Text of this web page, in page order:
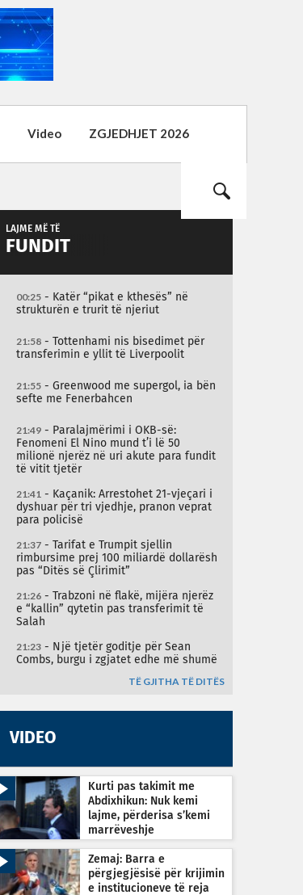
Video ZGJEDHJET 2026
LAJME MË TË
FUNDIT
00:25 - Katër “pikat e kthesës” në
strukturën e trurit të njeriut
21:58 - Tottenhami nis bisedimet për
transferimin e yllit të Liverpoolit
21:55 - Greenwood me supergol, ia bën
sefte me Fenerbahcen
21:49 - Paralajmërimi i OKB-së:
Fenomeni El Nino mund t’i lë 50
milionë njerëz në uri akute para fundit
të vitit tjetër
21:41 - Kaçanik: Arrestohet 21-vjeçari i
dyshuar për tri vjedhje, pranon veprat
para policisë
21:37 - Tarifat e Trumpit sjellin
rimbursime prej 100 miliardë dollarësh
pas “Ditës së Çlirimit”
21:26 - Trabzoni në flakë, mijëra njerëz
e “kallin” qytetin pas transferimit të
Salah
21:23 - Një tjetër goditje për Sean
Combs, burgu i zgjatet edhe më shumë
TË GJITHA TË DITËS
VIDEO
Kurti pas takimit me
Abdixhikun: Nuk kemi
lajme, përderisa s’kemi
marrëveshje
Zemaj: Barra e
përgjegjësisë për krijimin
e institucioneve të reja